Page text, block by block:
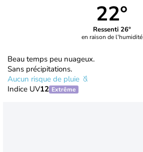
22°
Ressenti 26°
en raison de l'humidité
Beau temps peu nuageux.
Sans précipitations.
Aucun risque de pluie
Indice UV12 Extrême